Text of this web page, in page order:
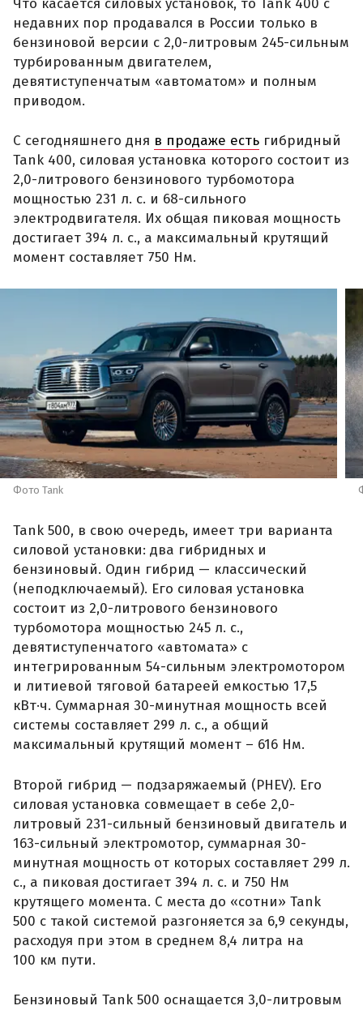
Что касается силовых установок, то Tank 400 с
недавних пор продавался в России только в
бензиновой версии с 2,0-литровым 245-сильным
турбированным двигателем,
девятиступенчатым «автоматом» и полным
приводом.
С сегодняшнего дня в продаже есть гибридный
Tank 400, силовая установка которого состоит из
2,0-литрового бензинового турбомотора
мощностью 231 л. с. и 68-сильного
электродвигателя. Их общая пиковая мощность
достигает 394 л. с., а максимальный крутящий
момент составляет 750 Нм.
Фото Tank
Tank 500, в свою очередь, имеет три варианта
силовой установки: два гибридных и
бензиновый. Один гибрид — классический
(неподключаемый). Его силовая установка
состоит из 2,0-литрового бензинового
турбомотора мощностью 245 л. с.,
девятиступенчатого «автомата» с
интегрированным 54-сильным электромотором
и литиевой тяговой батареей емкостью 17,5
кВт·ч. Суммарная 30-минутная мощность всей
системы составляет 299 л. с., а общий
максимальный крутящий момент – 616 Нм.
Второй гибрид — подзаряжаемый (PHEV). Его
силовая установка совмещает в себе 2,0-
литровый 231-сильный бензиновый двигатель и
163-сильный электромотор, суммарная 30-
минутная мощность от которых составляет 299 л.
с., а пиковая достигает 394 л. с. и 750 Нм
крутящего момента. С места до «сотни» Tank
500 с такой системой разгоняется за 6,9 секунды,
расходуя при этом в среднем 8,4 литра на
100 км пути.
Бензиновый Tank 500 оснащается 3,0-литровым